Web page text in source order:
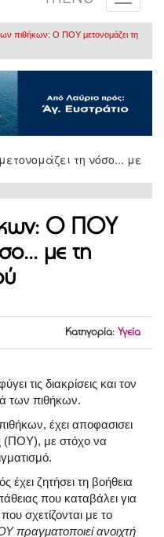
πιθήκων: Ο ΠΟΥ μετονομάζει τη
Ο ΠΟΥ
με τη
Κατηγορία: Υγεία
τις διακρίσεις και τον
των πιθήκων.
έχει αποφασισει
(ΠΟΥ), με στόχο να
ζητήσει τη βοήθεια
που καταβάλει για
σχετίζονται με το
πραγματοποιεί ανοιχτή